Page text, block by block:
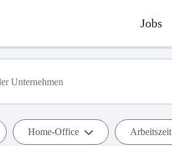
Jobs
Home-Office Arbeitszeit